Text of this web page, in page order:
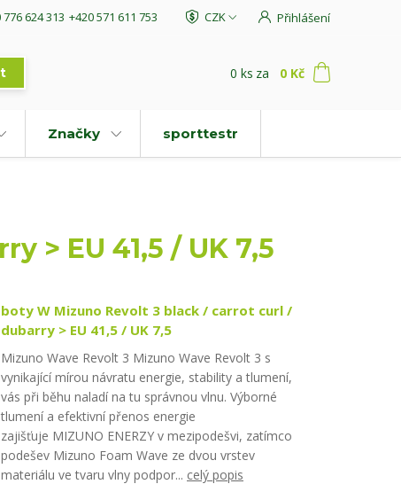
CZK Přihlášení
776 624 313 +420 571 611 753
0 ks za 0 Kč
Značky sporttestr
> EU 41,5 / UK 7,5
boty W Mizuno Revolt 3 black / carrot curl /
dubarry > EU 41,5 / UK 7,5
Mizuno Wave Revolt 3 Mizuno Wave Revolt 3 s
vynikající mírou návratu energie, stability a tlumení,
vás při běhu naladí na tu správnou vlnu. Výborné
tlumení a efektivní přenos energie
zajišťuje MIZUNO ENERZY v mezipodešvi, zatímco
podešev Mizuno Foam Wave ze dvou vrstev
materiálu ve tvaru vlny podpor... celý popis